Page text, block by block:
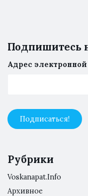
Подпишитесь
Адрес
Рубрики
Voskanapat.Info
Архивное